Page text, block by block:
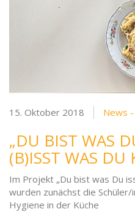
15. Oktober 2018 News
„DU BIST WAS
(B)ISST WAS DU
Im Projekt „Du bist was Du
wurden zunächst die
Hygiene in der Küche